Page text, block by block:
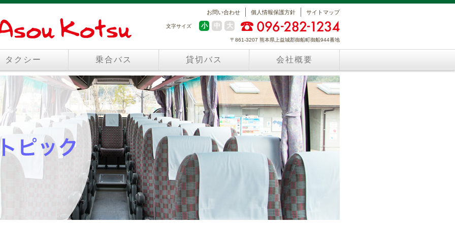
お問い合わせ 個人情報保護方針 サイトマップ
文字サイズ 小 中 大
〒861-3207 熊本県上益城郡御船町御船944番地
タクシー 乗合バス 貸切バス 会社概要